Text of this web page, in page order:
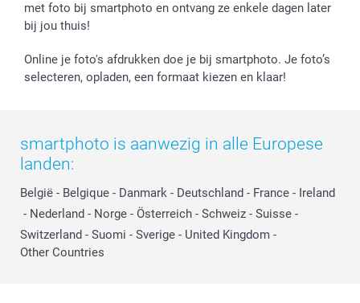
Investor Relations
met foto bij smartphoto en ontvang ze enkele dagen later
bij jou thuis!
Online je foto's afdrukken doe je bij smartphoto. Je foto’s
selecteren, opladen, een formaat kiezen en klaar!
smartphoto is aanwezig in alle Europese
landen:
België - Belgique - Danmark - Deutschland - France - Ireland
- Nederland - Norge - Österreich - Schweiz - Suisse -
Switzerland - Suomi - Sverige - United Kingdom -
Other Countries